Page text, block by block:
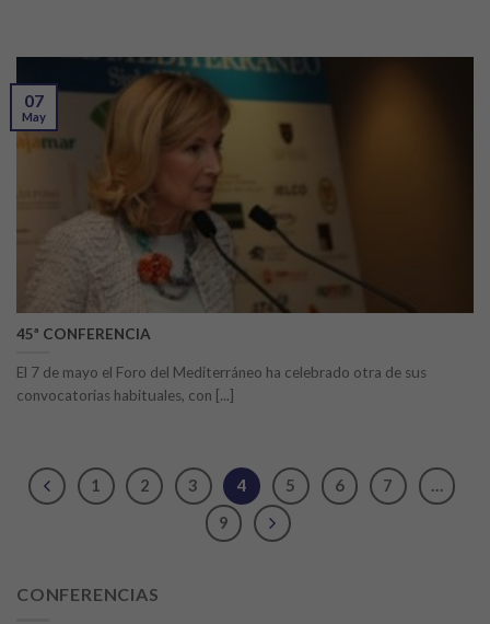
CONFERENCIAS
45ª CONFERENCIA
El 7 de mayo el Foro del Mediterráneo ha celebrado otra de sus
convocatorias habituales, con [...]
07
May
1 2 3 4 5 6 7
…
9